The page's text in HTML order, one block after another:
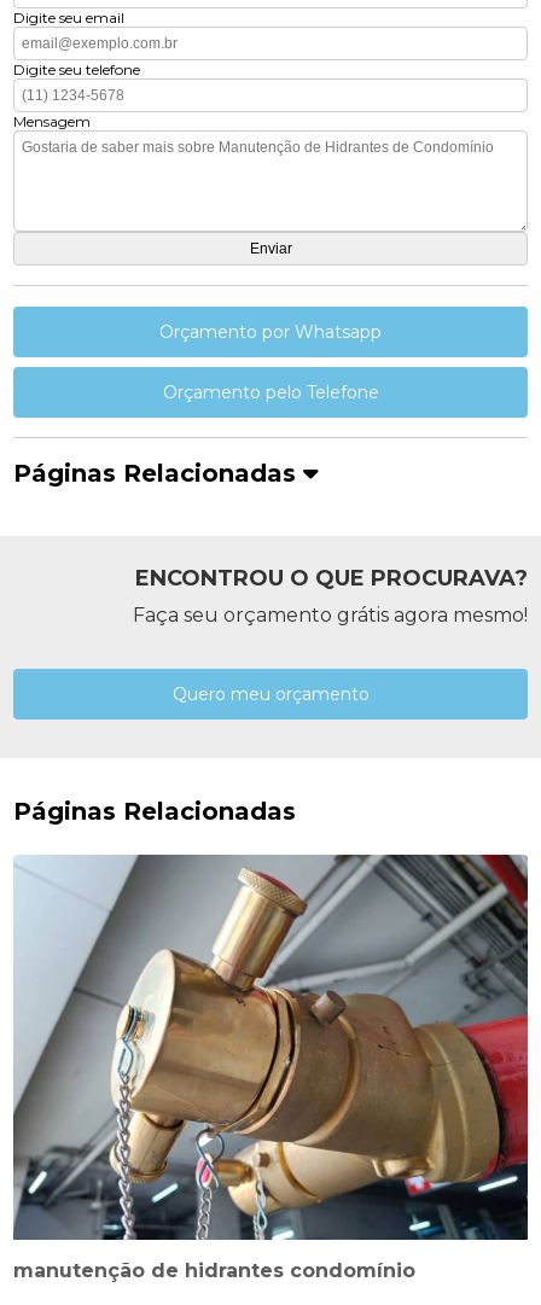
Digite seu email
Digite seu telefone
Mensagem
Orçamento por Whatsapp
Orçamento pelo Telefone
Páginas Relacionadas
ENCONTROU O QUE PROCURAVA?
Faça seu orçamento grátis agora mesmo!
Quero meu orçamento
Páginas Relacionadas
manutenção de hidrantes condomínio